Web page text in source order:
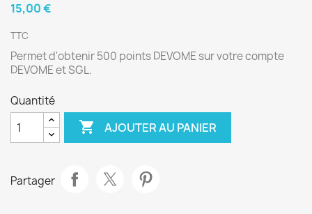
15,00 €
TTC
Permet d'obtenir 500 points DEVOME sur votre compte
DEVOME et SGL.
Quantité
 AJOUTER AU PANIER
Partager